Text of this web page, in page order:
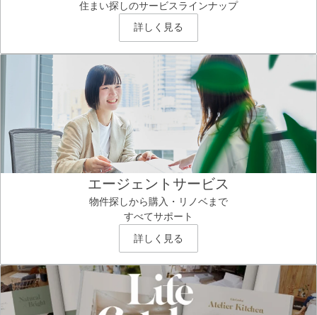
住まい探しのサービスラインナップ
詳しく見る
エージェントサービス
物件探しから購入・リノベまで
すべてサポート
詳しく見る